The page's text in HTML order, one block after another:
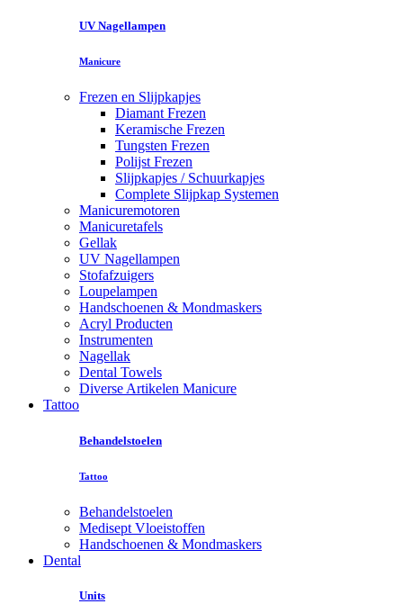
UV Nagellampen
Manicure
Frezen en Slijpkapjes
Diamant Frezen
Keramische Frezen
Tungsten Frezen
Polijst Frezen
Slijpkapjes / Schuurkapjes
Complete Slijpkap Systemen
Manicuremotoren
Manicuretafels
Gellak
UV Nagellampen
Stofafzuigers
Loupelampen
Handschoenen & Mondmaskers
Acryl Producten
Instrumenten
Nagellak
Dental Towels
Diverse Artikelen Manicure
Tattoo
Behandelstoelen
Tattoo
Behandelstoelen
Medisept Vloeistoffen
Handschoenen & Mondmaskers
Dental
Units